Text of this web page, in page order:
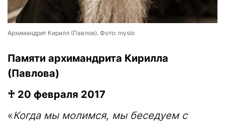
Архимандрит Кирилл (Павлов). Фото: myslo
Памяти архимандрита Кирилла
(Павлова)
♰ 20 февраля 2017
«Когда мы молимся, мы беседуем с